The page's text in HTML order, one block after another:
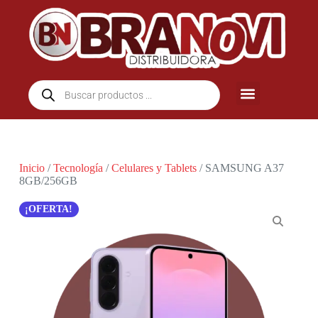
Inicio/Tecnología /Celulares y Tablets/ SAMSUNG A37
8GB/256GB
¡OFERTA!